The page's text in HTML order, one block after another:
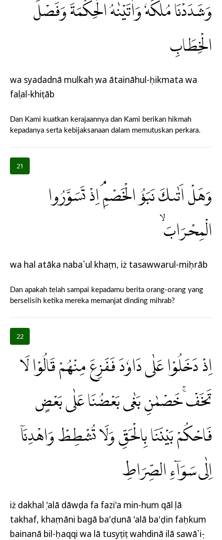
وَشَدَدْنَا مُلْكَهٗ وَاٰتَيْنٰهُ الْحِكْمَةَ وَفَصْلَ
الْخِطَابِ
wa syadadnā mulkahụ wa ātaināhul-ḥikmata wa
faṣlal-khiṭāb
Dan Kami kuatkan kerajaannya dan Kami berikan hikmah
kepadanya serta kebijaksanaan dalam memutuskan perkara.
21
وَهَلْ اَتٰىكَ نَبَؤُ الْخَصْمِۘ اِذْ تَسَوَّرُوا
الْمِحْرَابَۙ
wa hal atāka naba`ul khaṣm, iż tasawwarul-miḥrāb
Dan apakah telah sampai kepadamu berita orang-orang yang
berselisih ketika mereka memanjat dinding mihrab?
22
اِذْ دَخَلُوْا عَلٰى دَاوٗدَ فَفَزِعَ مِنْهُمْ قَالُوْا لَا
تَخَفْۚ خَصْمٰنِ بَغٰى بَعْضُنَا عَلٰى بَعْضٍ
فَاحْكُمْ بَيْنَنَا بِالْحَقِّ وَلَا تُشْطِطْ وَاهْدِنَآ
اِلٰى سَوَاۤءِ الصِّرَاطِ
iż dakhalụ 'alā dāwụda fa fazi'a min-hum qālụ lā
takhaf, khaṣmāni bagā ba'ḍunā 'alā ba'ḍin faḥkum
bainanā bil-ḥaqqi wa lā tusyṭiṭ wahdinā ilā sawā`iṣ-